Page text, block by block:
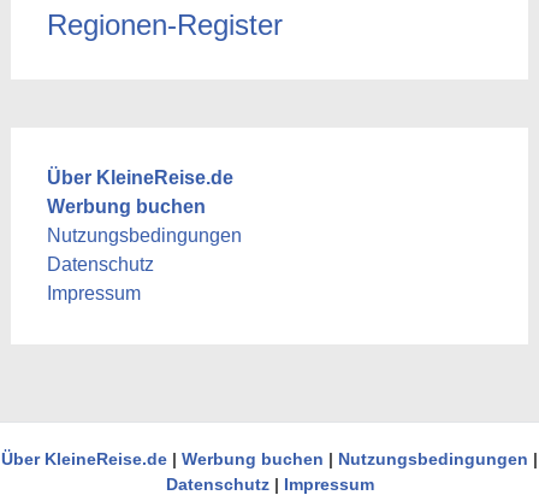
Regionen-Register
Über KleineReise.de
Werbung buchen
Nutzungsbedingungen
Datenschutz
Impressum
Über KleineReise.de | Werbung buchen | Nutzungsbedingungen |
Datenschutz | Impressum